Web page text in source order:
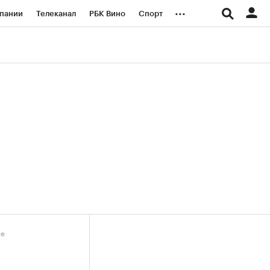
Телеканал РБК Вино Спорт ...